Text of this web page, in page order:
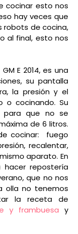
cocinar esto nos
hay veces que
robots de cocina,
al final, esto nos
E 2014, es una
su pantalla
la presión y el
o cocinando. Su
para que no se
de 6 litros.
cocinar: fuego
recalentar,
aparato. En
repostería
que no nos
olla no tenemos
la receta de
y frambuesa y